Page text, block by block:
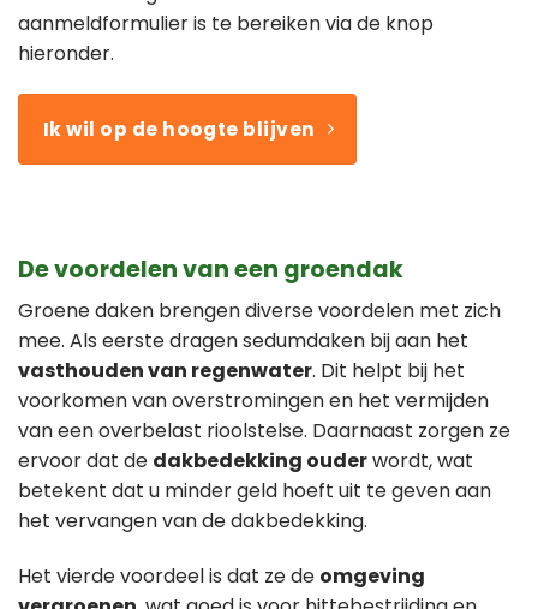
aanmeldformulier is te bereiken via de knop
hieronder.
Ik wil op de hoogte blijven
De voordelen van een groendak
Groene daken brengen diverse voordelen met zich
mee. Als eerste dragen sedumdaken bij aan het
vasthouden van regenwater. Dit helpt bij het
voorkomen van overstromingen en het vermijden
van een overbelast rioolstelse. Daarnaast zorgen ze
ervoor dat de dakbedekking ouderwordt, wat
betekent dat u minder geld hoeft uit te geven aan
het vervangen van de dakbedekking.
Het vierde voordeel is dat ze de omgeving